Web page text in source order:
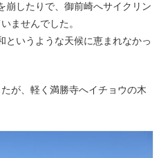
崩したりで、御前崎へサイクリン
ませんでした。
というような天候に恵まれなかっ
が、軽く満勝寺へイチョウの木